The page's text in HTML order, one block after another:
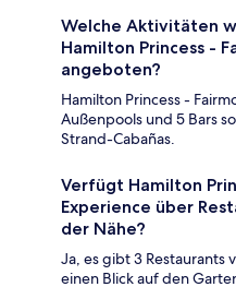
Welche Aktivitäten
Hamilton Princess -
angeboten?
Hamilton Princess -
Außenpools und 5 Bars
Strand-Cabañas.
Verfügt Hamilton
Experience über
der Nähe?
Ja, es gibt 3 Restaurants
einen Blick auf den